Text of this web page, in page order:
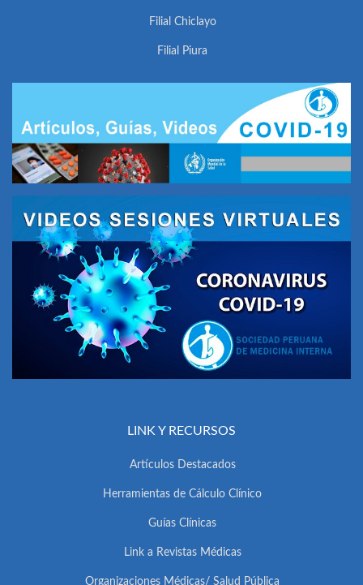
Filial Chiclayo
Filial Piura
LINK Y RECURSOS
Artículos Destacados
Herramientas de Cálculo Clínico
Guías Clínicas
Link a Revistas Médicas
Organizaciones Médicas/ Salud Pública